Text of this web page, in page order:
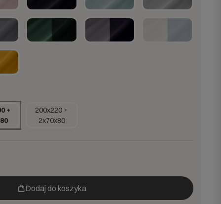
+
200x220 +
2x70x80
Dodaj do koszyka